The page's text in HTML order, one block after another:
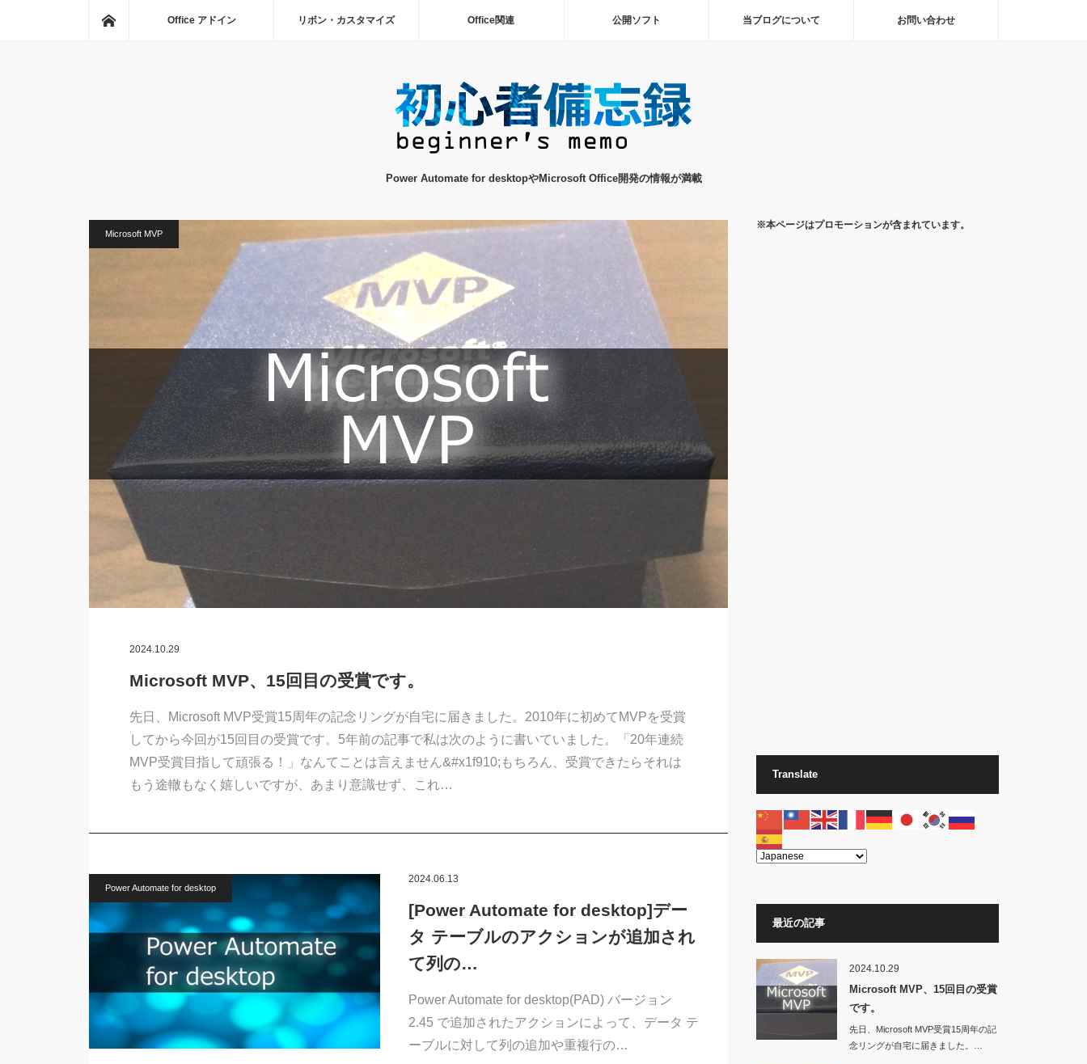
Office アドイン リボン・カスタマイズ Office関連 公開ソフト 当ブログについて お問い合わせ
Power Automate for desktopやMicrosoft Office開発の情報が満載
Microsoft MVP
2024.10.29
Microsoft MVP、15回目の受賞です。
先日、Microsoft MVP受賞15周年の記念リングが自宅に届きました。2010年に初めてMVPを受賞
してから今回が15回目の受賞です。5年前の記事で私は次のように書いていました。「20年連続
MVP受賞目指して頑張る！」なんてことは言えません&#x1f910;もちろん、受賞できたらそれは
もう途轍もなく嬉しいですが、あまり意識せず、これ…
Power Automate for desktop
2024.06.13
[Power Automate for desktop]デー
タ テーブルのアクションが追加され
て列の…
Power Automate for desktop(PAD) バージョン
2.45 で追加されたアクションによって、データ テ
ーブルに対して列の追加や重複行の…
※本ページはプロモーションが含まれています。
Translate
最近の記事
2024.10.29
Microsoft MVP、15回目の受賞
です。
先日、Microsoft MVP受賞15周年の記
念リングが自宅に届きました。…